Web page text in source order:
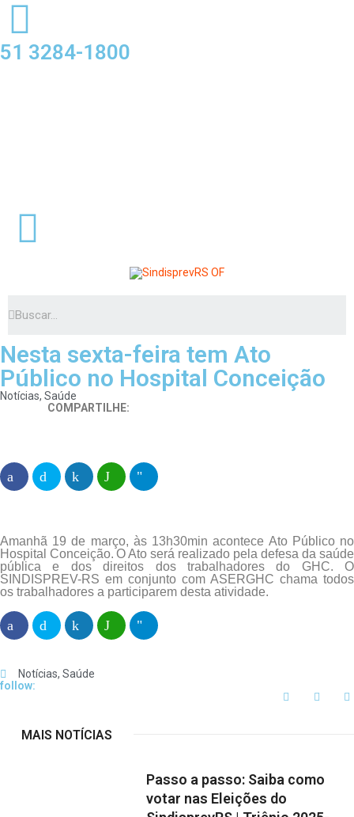
51 3284-1800
Nesta sexta-feira tem Ato
Público no Hospital Conceição
Notícias, Saúde
COMPARTILHE:
Amanhã 19 de março, às 13h30min acontece Ato Público no
Hospital Conceição. O Ato será realizado pela defesa da saúde
pública e dos direitos dos trabalhadores do GHC. O
SINDISPREV-RS em conjunto com ASERGHC chama todos
os trabalhadores a participarem desta atividade.
Notícias, Saúde
follow:
MAIS NOTÍCIAS
Passo a passo: Saiba como
votar nas Eleições do